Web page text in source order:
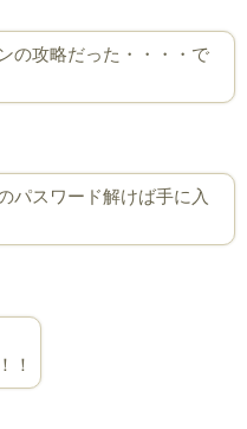
の攻略だった・・・・で
パスワード解けば手に入
！